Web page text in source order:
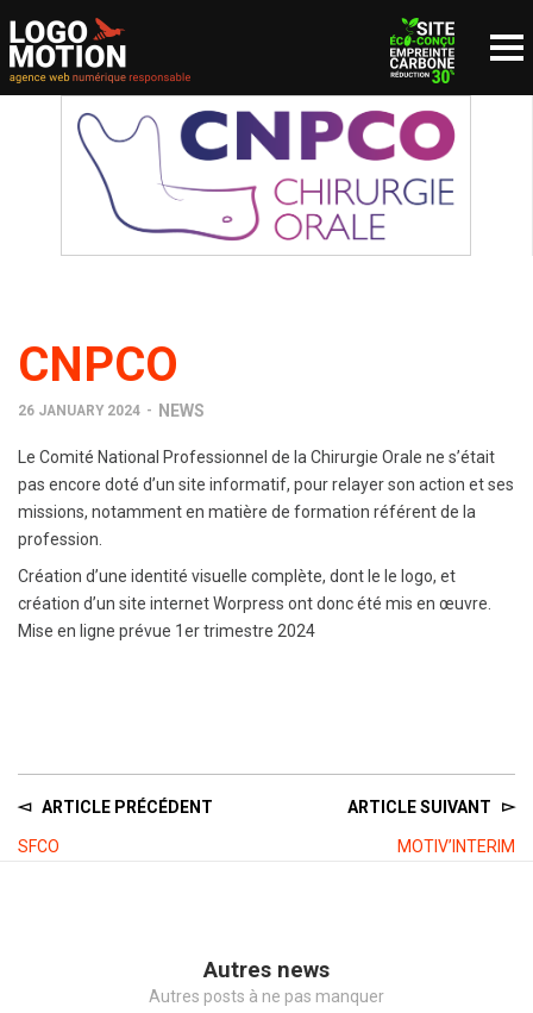
CNPCO
26 JANUARY 2024 - NEWS
Le Comité National Professionnel de la Chirurgie Orale ne s’était
pas encore doté d’un site informatif, pour relayer son action et ses
missions, notamment en matière de formation référent de la
profession.
Création d’une identité visuelle complète, dont le le logo, et
création d’un site internet Worpress ont donc été mis en œuvre.
Mise en ligne prévue 1er trimestre 2024
ARTICLE PRÉCÉDENT
SFCO
ARTICLE SUIVANT
MOTIV’INTERIM
Autres news
Autres posts à ne pas manquer